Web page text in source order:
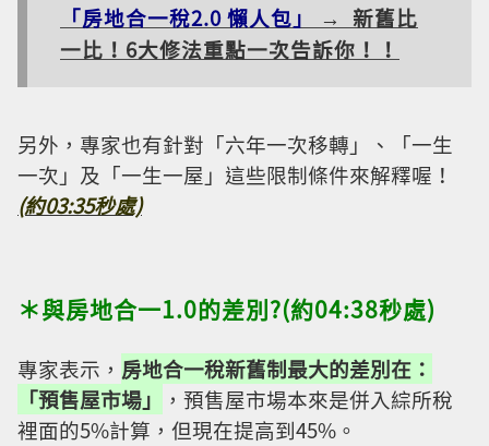
「房地合一稅2.0 懶人包」
→ 新舊比
一比！6大修法重點一次告訴你！！
另外，專家也有針對「六年一次移轉」、「一生
一次」及「一生一屋」這些限制條件來解釋喔！
(約03:35秒處)
＊與房地合一1.0的差別?(約04:38秒處)
專家表示， 房地合一稅新舊制最大的差別在：
「預售屋市場」
，預售屋市場本來是併入綜所稅
裡面的5%計算，但現在提高到45%。